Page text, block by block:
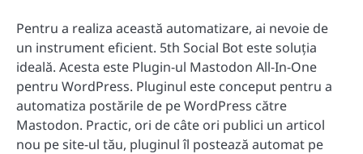
Pentru a realiza această automatizare, ai nevoie de
un instrument eficient. 5th Social Bot este soluția
ideală. Acesta este Plugin-ul Mastodon All-In-One
pentru WordPress. Pluginul este conceput pentru a
automatiza postările de pe WordPress către
Mastodon. Practic, ori de câte ori publici un articol
nou pe site-ul tău, pluginul îl postează automat pe